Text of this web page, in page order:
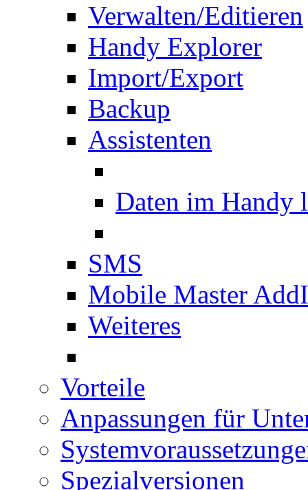
Verwalten/Editieren
Handy Explorer
Import/Export
Backup
Assistenten
Daten im Handy
SMS
Mobile Master
Weiteres
Vorteile
Anpassungen für
Spezialversionen